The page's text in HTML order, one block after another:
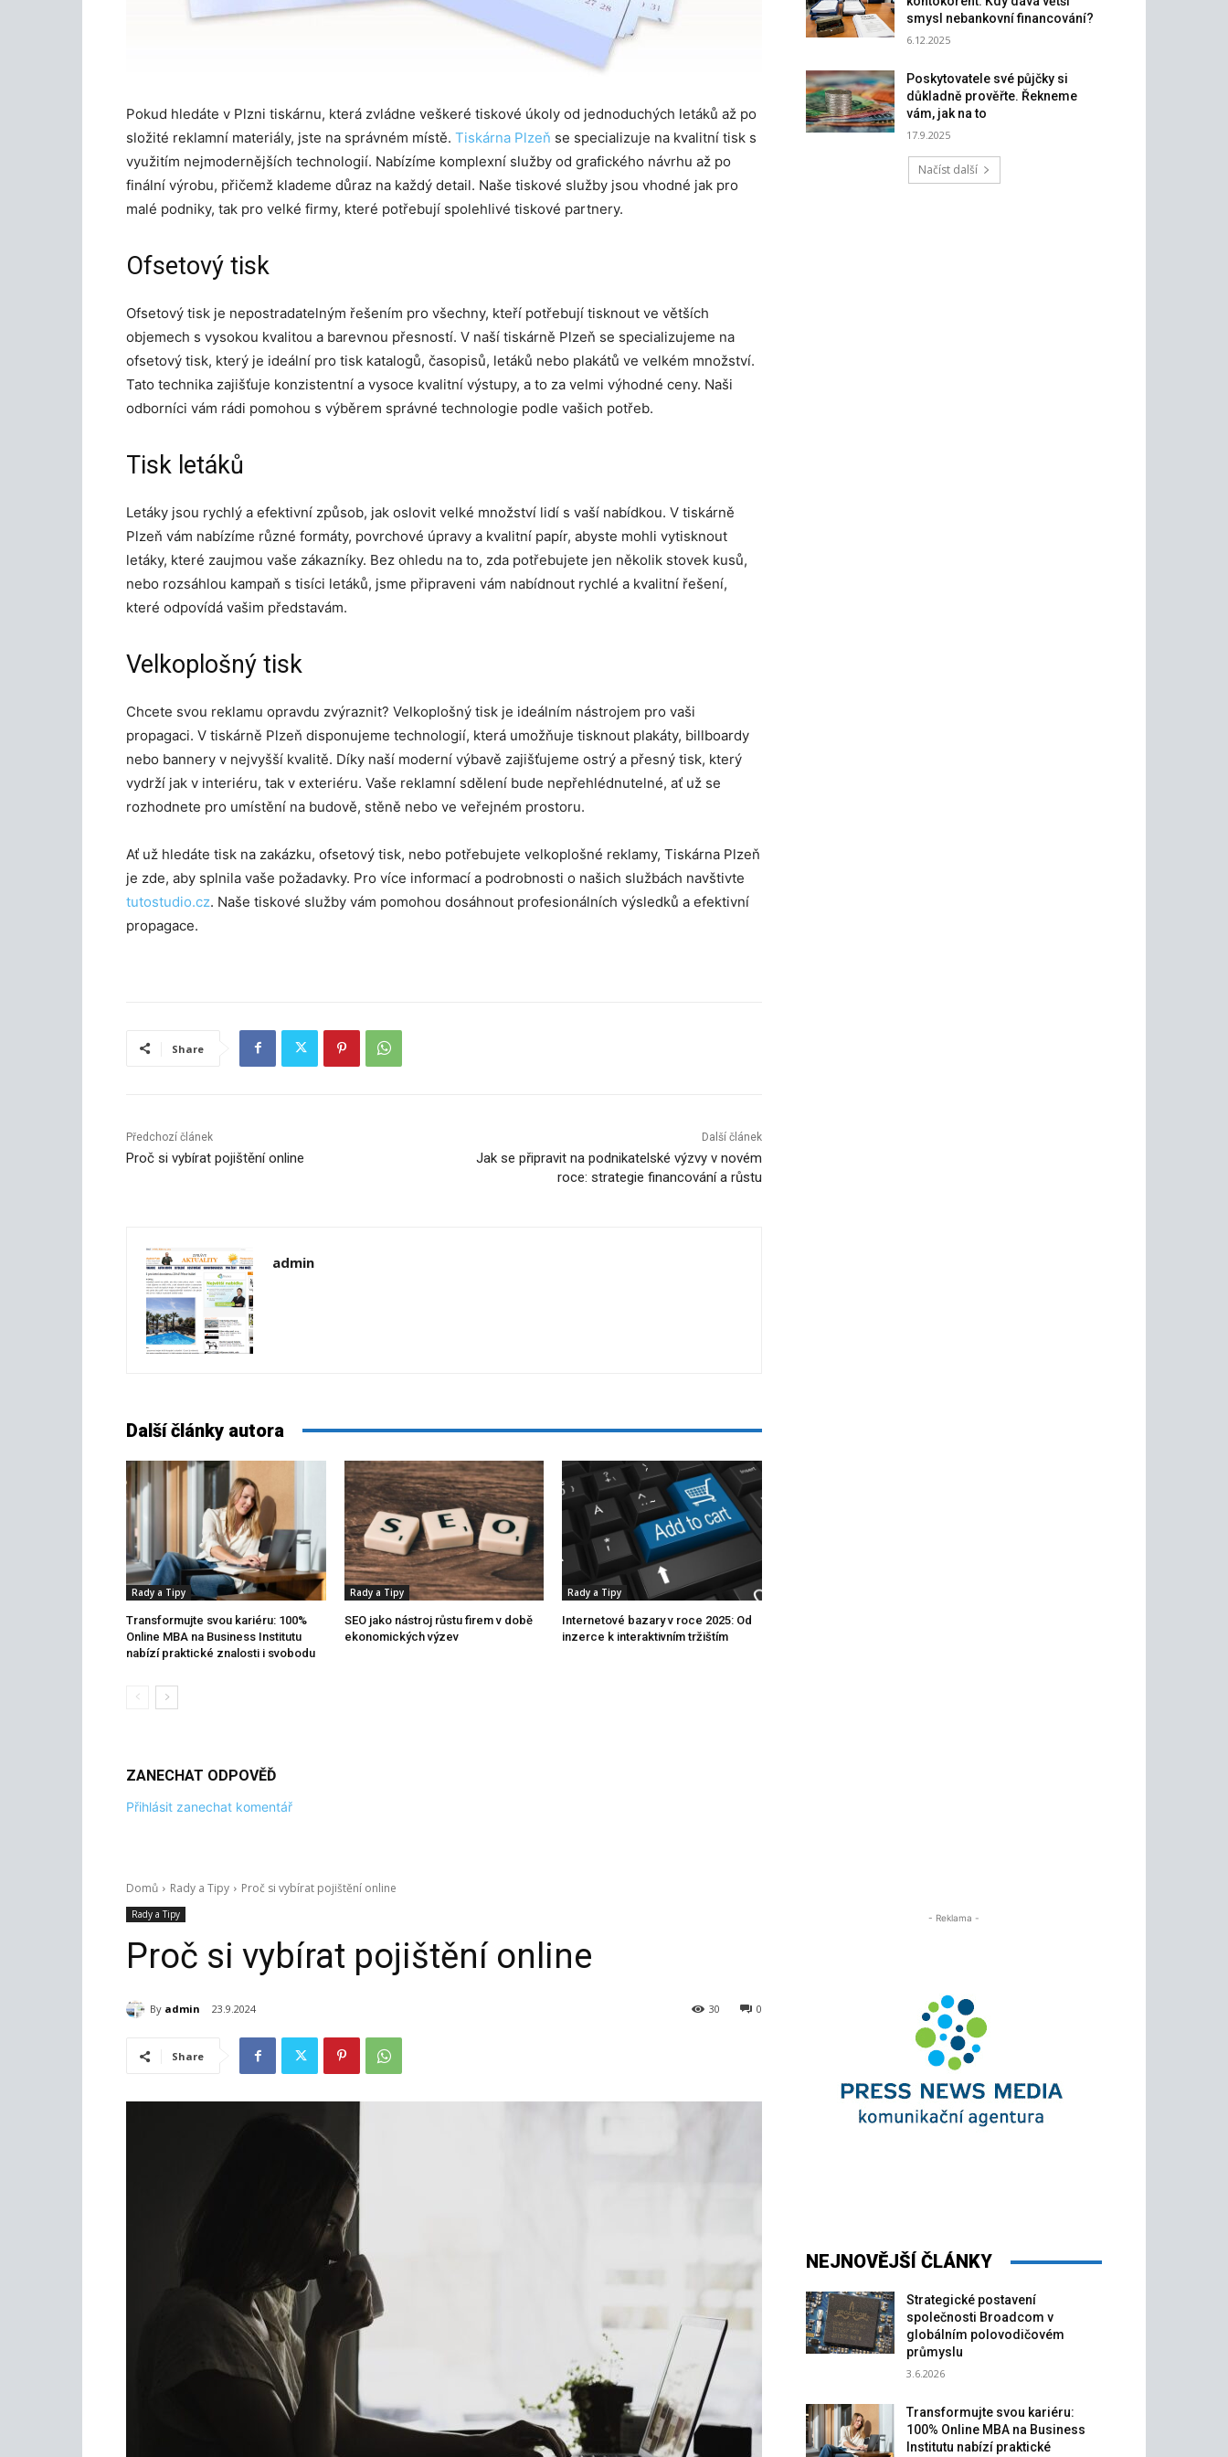
Pokud hledáte v Plzni tiskárnu, která zvládne veškeré tiskové úkoly od jednoduchých letáků až po
složité reklamní materiály, jste na správném místě. Tiskárna Plzeň se specializuje na kvalitní tisk s
využitím nejmodernějších technologií. Nabízíme komplexní služby od grafického návrhu až po
finální výrobu, přičemž klademe důraz na každý detail. Naše tiskové služby jsou vhodné jak pro
malé podniky, tak pro velké firmy, které potřebují spolehlivé tiskové partnery.
Ofsetový tisk
Ofsetový tisk je nepostradatelným řešením pro všechny, kteří potřebují tisknout ve větších
objemech s vysokou kvalitou a barevnou přesností. V naší tiskárně Plzeň se specializujeme na
ofsetový tisk, který je ideální pro tisk katalogů, časopisů, letáků nebo plakátů ve velkém množství.
Tato technika zajišťuje konzistentní a vysoce kvalitní výstupy, a to za velmi výhodné ceny. Naši
odborníci vám rádi pomohou s výběrem správné technologie podle vašich potřeb.
Tisk letáků
Letáky jsou rychlý a efektivní způsob, jak oslovit velké množství lidí s vaší nabídkou. V tiskárně
Plzeň vám nabízíme různé formáty, povrchové úpravy a kvalitní papír, abyste mohli vytisknout
letáky, které zaujmou vaše zákazníky. Bez ohledu na to, zda potřebujete jen několik stovek kusů,
nebo rozsáhlou kampaň s tisíci letáků, jsme připraveni vám nabídnout rychlé a kvalitní řešení,
které odpovídá vašim představám.
Velkoplošný tisk
Chcete svou reklamu opravdu zvýraznit? Velkoplošný tisk je ideálním nástrojem pro vaši
propagaci. V tiskárně Plzeň disponujeme technologií, která umožňuje tisknout plakáty, billboardy
nebo bannery v nejvyšší kvalitě. Díky naší moderní výbavě zajišťujeme ostrý a přesný tisk, který
vydrží jak v interiéru, tak v exteriéru. Vaše reklamní sdělení bude nepřehlédnutelné, ať už se
rozhodnete pro umístění na budově, stěně nebo ve veřejném prostoru.
Ať už hledáte tisk na zakázku, ofsetový tisk, nebo potřebujete velkoplošné reklamy, Tiskárna Plzeň
je zde, aby splnila vaše požadavky. Pro více informací a podrobnosti o našich službách navštivte
tutostudio.cz. Naše tiskové služby vám pomohou dosáhnout profesionálních výsledků a efektivní
propagace.
Share
Předchozí článek
Proč si vybírat pojištění online
Další článek
Jak se připravit na podnikatelské výzvy v novém
roce: strategie financování a růstu
admin
Další články autora
Rady a Tipy
Transformujte svou kariéru: 100%
Online MBA na Business Institutu
nabízí praktické znalosti i svobodu
Rady a Tipy
SEO jako nástroj růstu firem v době
ekonomických výzev
Rady a Tipy
Internetové bazary v roce 2025: Od
inzerce k interaktivním tržištím
ZANECHAT ODPOVĚĎ
Přihlásit zanechat komentář
smysl nebankovní financování?
6.12.2025
Poskytovatele své půjčky si
důkladně prověřte. Řekneme
vám, jak na to
17.9.2025
Načíst další